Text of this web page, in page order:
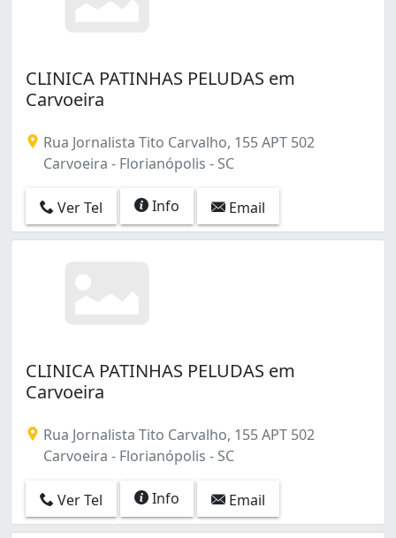
CLINICA PATINHAS PELUDAS em
Carvoeira
Rua Jornalista Tito Carvalho, 155 APT 502
Carvoeira - Florianópolis - SC
Ver Tel Info Email
CLINICA PATINHAS PELUDAS em
Carvoeira
Rua Jornalista Tito Carvalho, 155 APT 502
Carvoeira - Florianópolis - SC
Ver Tel Info Email